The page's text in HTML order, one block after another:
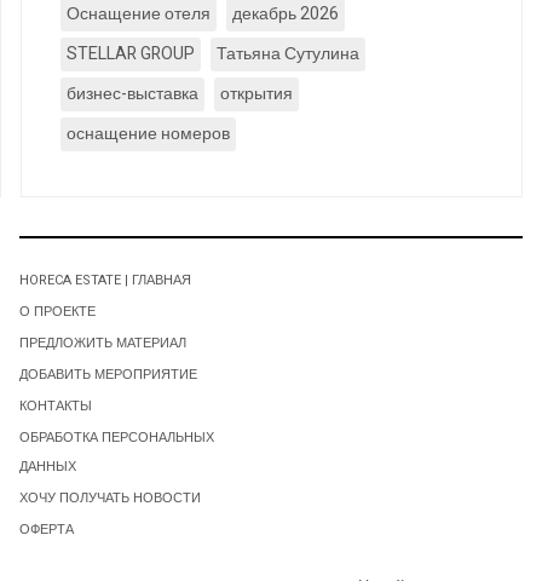
Оснащение отеля
декабрь 2026
STELLAR GROUP
Татьяна Сутулина
бизнес-выставка
открытия
оснащение номеров
HORECA ESTATE | ГЛАВНАЯ
О ПРОЕКТЕ
ПРЕДЛОЖИТЬ МАТЕРИАЛ
ДОБАВИТЬ МЕРОПРИЯТИЕ
КОНТАКТЫ
ОБРАБОТКА ПЕРСОНАЛЬНЫХ
ДАННЫХ
ХОЧУ ПОЛУЧАТЬ НОВОСТИ
ОФЕРТА